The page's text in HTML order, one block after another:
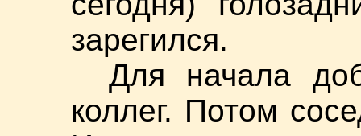
зарегился.
Для начала
коллег. Потом